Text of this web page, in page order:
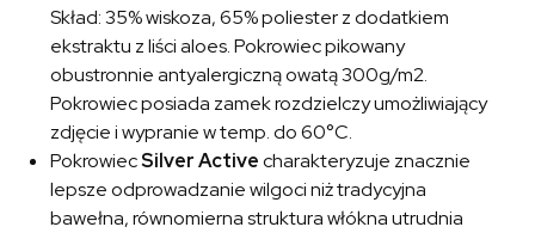
Skład: 35% wiskoza, 65% poliester z dodatkiem
ekstraktu z liści aloes. Pokrowiec pikowany
obustronnie antyalergiczną owatą 300g/m2.
Pokrowiec posiada zamek rozdzielczy umożliwiający
zdjęcie i wypranie w temp. do 60°C.
PokrowiecSilver Activecharakteryzuje znacznie
lepsze odprowadzanie wilgoci niż tradycyjna
bawełna, równomierna struktura włókna utrudnia